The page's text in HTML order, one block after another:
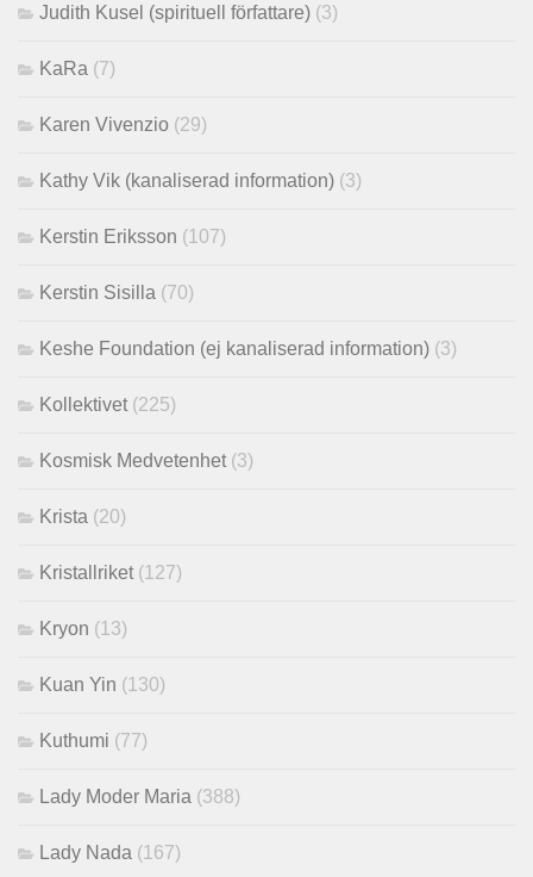
Judith Kusel (spirituell författare) (3)
KaRa (7)
Karen Vivenzio (29)
Kathy Vik (kanaliserad information) (3)
Kerstin Eriksson (107)
Kerstin Sisilla (70)
Keshe Foundation (ej kanaliserad information) (3)
Kollektivet (225)
Kosmisk Medvetenhet (3)
Krista (20)
Kristallriket (127)
Kryon (13)
Kuan Yin (130)
Kuthumi (77)
Lady Moder Maria (388)
Lady Nada (167)